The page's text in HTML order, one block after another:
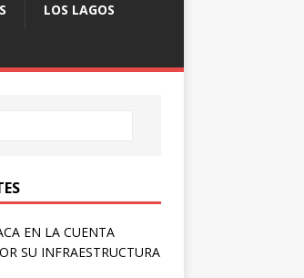
LOS LAGOS
EN LA CUENTA
SU INFRAESTRUCTURA